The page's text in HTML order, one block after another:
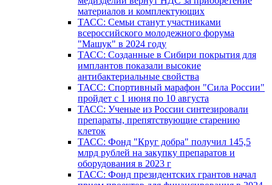
материалов и комплектующих
ТАСС: Семьи станут участниками
всероссийского молодежного форума
"Машук" в 2024 году
ТАСС: Созданные в Сибири покрытия для
имплантов показали высокие
антибактериальные свойства
ТАСС: Спортивный марафон "Сила России"
пройдет с 1 июня по 10 августа
ТАСС: Ученые из России синтезировали
препараты, препятствующие старению
клеток
ТАСС: Фонд "Круг добра" получил 145,5
млрд рублей на закупку препаратов и
оборудования в 2023 г
ТАСС: Фонд президентских грантов начал